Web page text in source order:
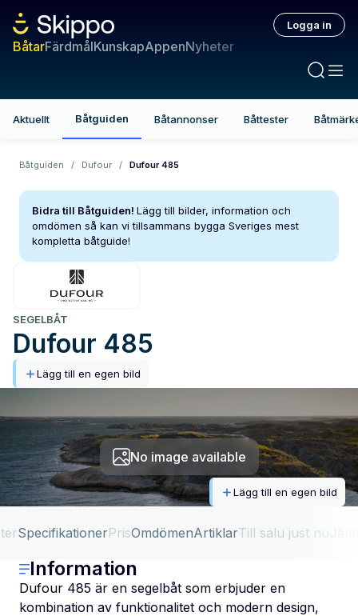
BåtarFärdmålKunskapAppenNyheter
Logga in
Aktuellt Båtguiden Båtannonser Båttester
Båtguiden / Dufour / Dufour 485
Bidra till Båtguiden! Lägg till bilder, information och
omdömen så kan vi tillsammans bygga Sveriges mest
kompletta båtguide!
SEGELBÅT
Dufour 485
Lägg till en egen bild
No image available
Lägg till en egen bild
SpecifikationerPrisOmdömenArtiklarTill salu just nu
Information
Dufour 485 är en segelbåt som erbjuder en
kombination av funktionalitet och modern design,